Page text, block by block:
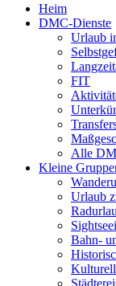
Suche
Speisekarte
Heim
DMC-Dienste
Urlaub
FIT
Alle
Kleine
Urlaub
Bahn-